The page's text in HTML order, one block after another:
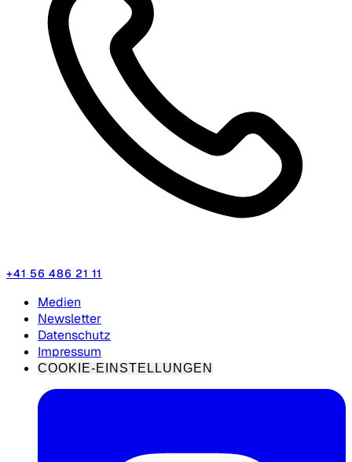
+41 56 486 21 11
Medien
Newsletter
Datenschutz
Impressum
COOKIE-EINSTELLUNGEN